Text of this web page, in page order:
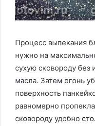
Процесс выпекания
нужно на
сухую сковороду без
масла. Затем огонь
поверхность
равномерно
сковороду удобно